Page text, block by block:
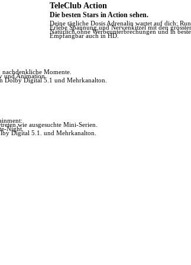
TeleClub Action
Die besten Stars in Action sehen.
Deine tägliche Dosis Adrenalin wartet auf dich:
Erlebe Spannung und Nervenkitzel mit den
Natürlich ohne Werbeunterbrechungen und in
Empfangbar auch in HD.
Momente.
und Animation.
Dolby Digital 5.1 und Mehrkanalton.
wie ausgesuchte Mini-Serien.
Night.
Digital 5.1. und Mehrkanalton.